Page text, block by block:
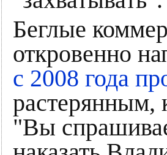
Беглые
откровенно
с 2008 года
растерянным,
"Вы